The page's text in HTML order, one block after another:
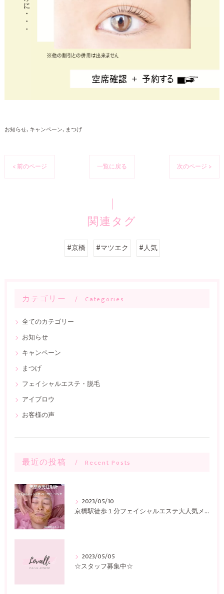
お知らせ キャンペーン まつげ
< 前のページ 一覧に戻る 次のページ >
関連タグ
#京橋 #マツエク #人気
カテゴリー Categories
全てのカテゴリー
お知らせ
キャンペーン
まつげ
フェイシャルエステ・脱毛
アイブロウ
お客様の声
最近の投稿 Recent Posts
2023/05/10
京橋駅徒歩１分フェイシャルエステ大人気メニュー♪〜Lovall〜
2023/05/05
☆スタッフ募集中☆